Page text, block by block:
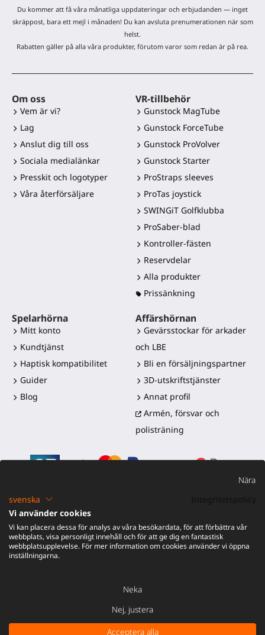
Du kommer att få våra månatliga uppdateringar och erbjudanden — inget
skräppost, bara ett mejl i månaden! Du kan avsluta prenumerationen när som
helst.
Rabatten gäller på alla våra produkter, förutom varor som redan är på rea.
Om oss
Vem är vi?
Lag
Anslut dig till oss
Sociala medialänkar
Presskit och logotyper
Våra återförsäljare
VR-tillbehör
Gunstock MagTube
Gunstock ForceTube
Gunstock ProVolver
Gunstock Starter
ProStraps sleeves
ProTas joystick
SWINGiT Golfklubba
ProSaber-blad
Kontroller-fästen
Reservdelar
Alla produkter
Prissänkning
Spelarhörna
Mitt konto
Kundtjänst
Haptisk kompatibilitet
Guider
Blog
Affärshörnan
Gevärsstockar för arkader
och LBE
Bli en försäljningspartner
3D-utskriftstjänster
Annat profil
Armén, försvar och
polisträning
©2016-2026 - ProTubeVR™
tullar|Garanti|Retur och återbetalning
Nära
svenska
Vi använder cookies
Vi kan placera dessa för analys av våra besökardata, för att förbättra vår
webbplats, visa personligt innehåll och för att ge dig en fantastisk
webbplatsupplevelse. För mer information om cookies använder vi öppna
inställningarna.
Neka
Nej, justera
Acceptera alla